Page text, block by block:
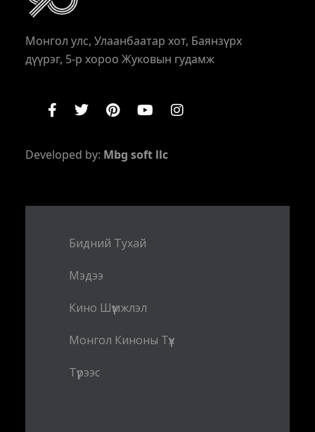
Монгол улс, Улаанбаатар хот, Баянзүрх
дүүрэг, 5-р хороо Жуковын гудамж
Developed by: Mbg soft llc
Бидний Тухай
Мэдээ
Кино Шүүмжлэл
Монгол Киноны Түүх
Түрээс